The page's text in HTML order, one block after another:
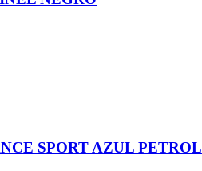
SPORT AZUL PETROL